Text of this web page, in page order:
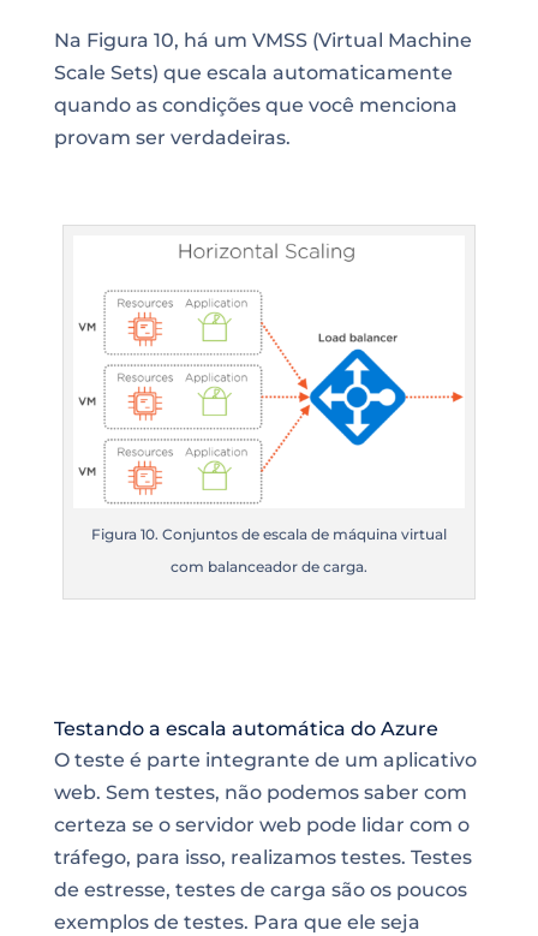
Na Figura 10, há um VMSS (Virtual Machine
Scale Sets) que escala automaticamente
quando as condições que você menciona
provam ser verdadeiras.
Figura 10. Conjuntos de escala de máquina virtual
com balanceador de carga.
Testando a escala automática do Azure
O teste é parte integrante de um aplicativo
web. Sem testes, não podemos saber com
certeza se o servidor web pode lidar com o
tráfego, para isso, realizamos testes. Testes
de estresse, testes de carga são os poucos
exemplos de testes. Para que ele seja